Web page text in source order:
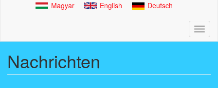
Magyar English Deutsch
Nachrichten